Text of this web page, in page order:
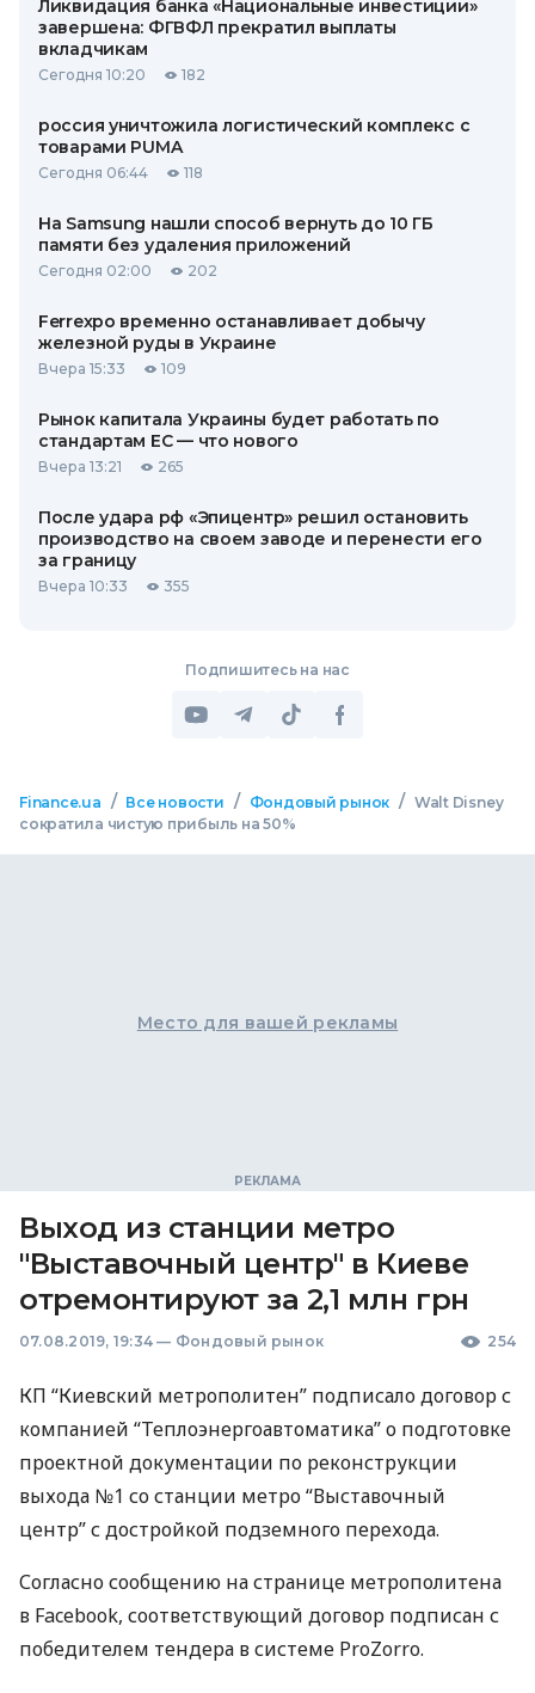
Ликвидация банка «Национальные инвестиции»
завершена: ФГВФЛ прекратил выплаты
вкладчикам
Сегодня 10:20 182
россия уничтожила логистический комплекс с
товарами PUMA
Сегодня 06:44 118
На Samsung нашли способ вернуть до 10 ГБ
памяти без удаления приложений
Сегодня 02:00 202
Ferrexpo временно останавливает добычу
железной руды в Украине
Вчера 15:33 109
Рынок капитала Украины будет работать по
стандартам ЕС — что нового
Вчера 13:21 265
После удара рф «Эпицентр» решил остановить
производство на своем заводе и перенести его
за границу
Вчера 10:33 355
Подпишитесь на нас
Finance.ua / Все новости / Фондовый рынок / Walt Disney
сократила чистую прибыль на 50%
Место для вашей рекламы
Выход из станции метро
"Выставочный центр" в Киеве
отремонтируют за 2,1 млн грн
07.08.2019, 19:34 — Фондовый рынок 254
КП “Киевский метрополитен” подписало договор с
компанией “Теплоэнергоавтоматика” о подготовке
проектной документации по реконструкции
выхода №1 со станции метро “Выставочный
центр” с достройкой подземного перехода.
Согласно сообщению на странице метрополитена
в Facebook, соответствующий договор подписан с
победителем тендера в системе ProZorro.